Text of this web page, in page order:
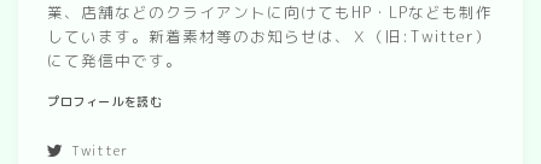
業、店舗などのクライアントに向けてもHP・LPなども制作
しています。新着素材等のお知らせは、Ｘ（旧:Twitter）
にて発信中です。
プロフィールを読む
Twitter